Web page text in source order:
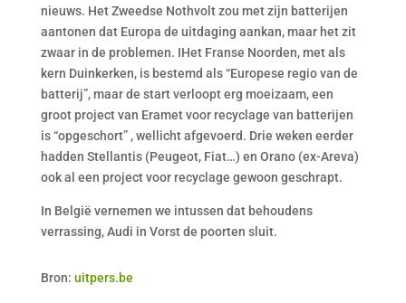
nieuws. Het Zweedse Nothvolt zou met zijn batterijen
aantonen dat Europa de uitdaging aankan, maar het zit
zwaar in de problemen. IHet Franse Noorden, met als
kern Duinkerken, is bestemd als “Europese regio van de
batterij”, maar de start verloopt erg moeizaam, een
groot project van Eramet voor recyclage van batterijen
is “opgeschort” , wellicht afgevoerd. Drie weken eerder
hadden Stellantis (Peugeot, Fiat…) en Orano (ex-Areva)
ook al een project voor recyclage gewoon geschrapt.
In België vernemen we intussen dat behoudens
verrassing, Audi in Vorst de poorten sluit.
Bron: uitpers.be